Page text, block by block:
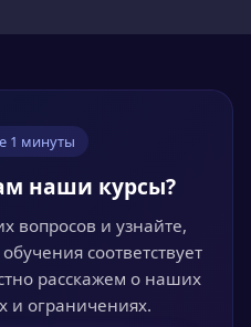
кабинете в удобное
тесты доступны 24/7.
1 минуты
наши курсы?
вопросов и узнайте,
соответствует
расскажем о наших
и ограничениях.